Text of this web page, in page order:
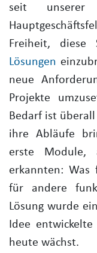
seit unserer
Freiheit,
Lösungen
neue
Projekte
Bedarf ist
ihre Abläufe
erste Module,
erkannten:
für andere
Lösung wurde
Idee
heute wächst.